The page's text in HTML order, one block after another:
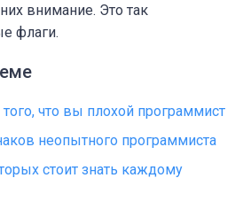
внимание. Это так
флаги.
что вы плохой программист
неопытного программиста
стоит знать каждому